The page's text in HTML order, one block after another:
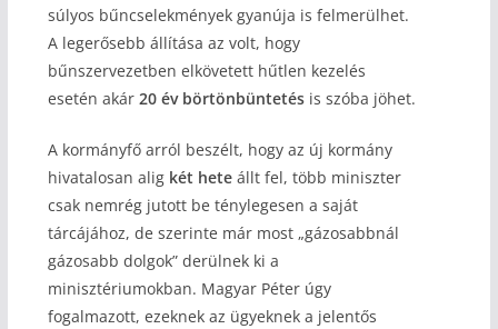
súlyos bűncselekmények gyanúja is felmerülhet.
A legerősebb állítása az volt, hogy
bűnszervezetben elkövetett hűtlen kezelés
esetén akár 20 év börtönbüntetésis szóba jöhet.
A kormányfő arról beszélt, hogy az új kormány
hivatalosan alig két heteállt fel, több miniszter
csak nemrég jutott be ténylegesen a saját
tárcájához, de szerinte már most „gázosabbnál
gázosabb dolgok” derülnek ki a
minisztériumokban. Magyar Péter úgy
fogalmazott, ezeknek az ügyeknek a jelentős